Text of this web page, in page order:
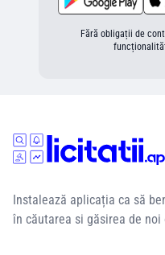
Fără obligații de
Instalează aplicația ca să
în căutarea si găsirea de